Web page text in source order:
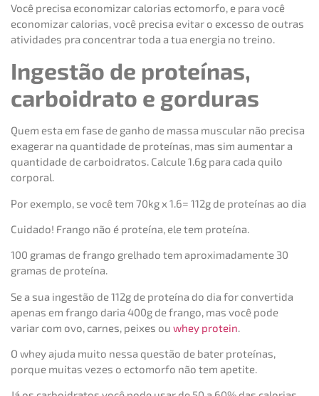
Você precisa economizar calorias ectomorfo, e para você
economizar calorias, você precisa evitar o excesso de outras
atividades pra concentrar toda a tua energia no treino.
Ingestão de proteínas,
carboidrato e gorduras
Quem esta em fase de ganho de massa muscular não precisa
exagerar na quantidade de proteínas, mas sim aumentar a
quantidade de carboidratos. Calcule 1.6g para cada quilo
corporal.
Por exemplo, se você tem 70kg x 1.6= 112g de proteínas ao dia
Cuidado! Frango não é proteína, ele tem proteína.
100 gramas de frango grelhado tem aproximadamente 30
gramas de proteína.
Se a sua ingestão de 112g de proteína do dia for convertida
apenas em frango daria 400g de frango, mas você pode
variar com ovo, carnes, peixes ou whey protein.
O whey ajuda muito nessa questão de bater proteínas,
porque muitas vezes o ectomorfo não tem apetite.